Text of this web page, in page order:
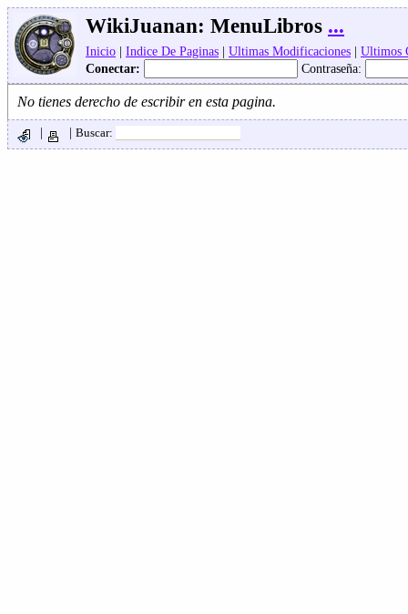
WikiJuanan: MenuLibros ...
Inicio | Indice De Paginas | Ultimas Modificaciones | Ultimos
Conectar:
Contraseña:
No tienes derecho de escribir en esta pagina.
| | Buscar: